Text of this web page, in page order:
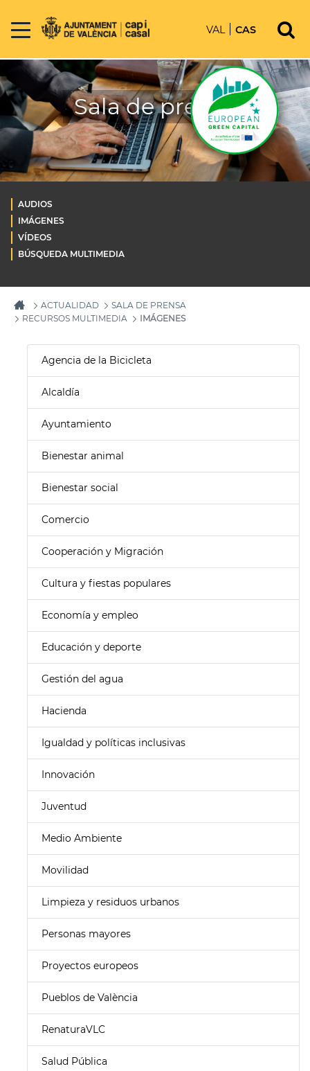
VAL CAS
Sala de prensa
AUDIOS
IMÁGENES
VÍDEOS
BÚSQUEDA MULTIMEDIA
ACTUALIDAD
SALA DE PRENSA
RECURSOS MULTIMEDIA
IMÁGENES
Agencia de la Bicicleta
Alcaldía
Ayuntamiento
Bienestar animal
Bienestar social
Comercio
Cooperación y Migración
Cultura y fiestas populares
Economía y empleo
Educación y deporte
Gestión del agua
Hacienda
Igualdad y políticas inclusivas
Innovación
Juventud
Medio Ambiente
Movilidad
Limpieza y residuos urbanos
Personas mayores
Proyectos europeos
Pueblos de València
RenaturaVLC
Salud Pública